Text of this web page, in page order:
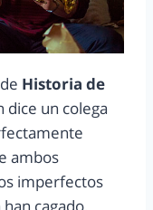
Historia de
dice un colega
ambos
imperfectos
cagado,